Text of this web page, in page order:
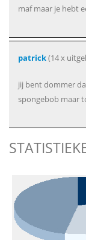
maf maar je hebt
patrick(14 x
jij bent dommer
spongebob maar